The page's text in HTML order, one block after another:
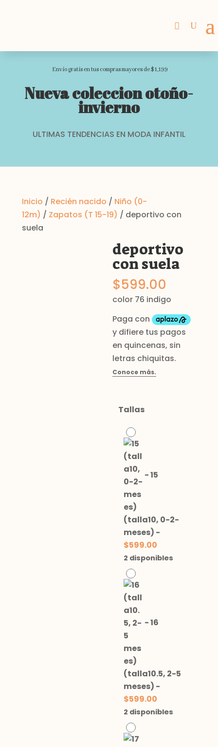
Envio gratis en tus compras mayores de $1,199
Nueva coleccion otoño-
invierno
ULTIMAS TENDENCIAS EN MODA INFANTIL
Inicio / Recién nacido / Niño (0-
12m) / Zapatos (T 15-19) / deportivo con
suela
deportivo
con suela
$599.00
color 76 indigo
Tallas
-15
(talla10, 0-2-
meses) -
$599.00
2 disponibles
-16
(talla10.5, 2-5
meses) -
$599.00
2 disponibles